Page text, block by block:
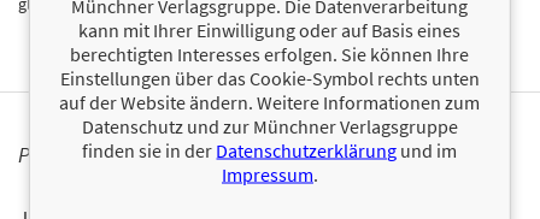
PERSONALISIERTE PRODUKTINFORMATIONEN
Münchner Verlagsgruppe. Die Datenverarbeitung
kann mit Ihrer Einwilligung oder auf Basis eines
berechtigten Interesses erfolgen. Sie können Ihre
Einstellungen über das Cookie-Symbol rechts unten
auf der Website ändern. Weitere Informationen zum
Datenschutz und zur Münchner Verlagsgruppe
finden sie in der Datenschutzerklärung und im
Impressum.